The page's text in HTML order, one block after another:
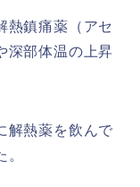
熱鎮痛薬（アセ
深部体温の上昇
解熱薬を飲んで